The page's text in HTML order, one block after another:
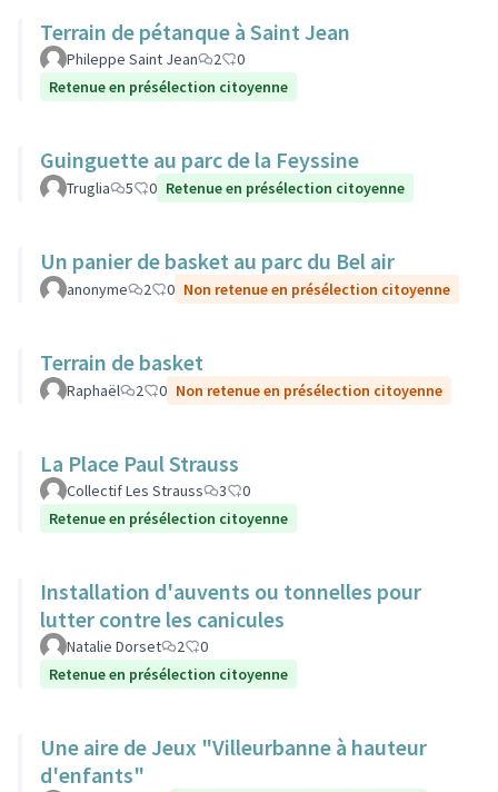
Terrain de pétanque à Saint Jean
Phileppe Saint Jean 2
0
Retenue en présélection citoyenne
Guinguette au parc de la Feyssine
Truglia 5 0 Retenue en présélection citoyenne
Un panier de basket au parc du Bel air
anonyme 2 0 Non retenue en présélection citoyenne
Terrain de basket
Raphaël 2 0 Non retenue en présélection citoyenne
La Place Paul Strauss
Collectif Les Strauss 3
0
Retenue en présélection citoyenne
Installation d'auvents ou tonnelles pour
lutter contre les canicules
Natalie Dorset 2
0
Retenue en présélection citoyenne
Une aire de Jeux "Villeurbanne à hauteur
d'enfants"